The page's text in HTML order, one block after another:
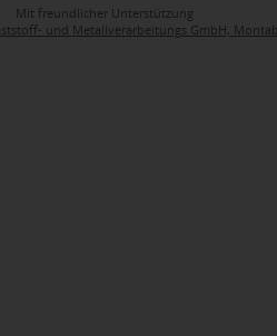
Mit freundlicher Unterstützung
und Metallverarbeitungs GmbH,